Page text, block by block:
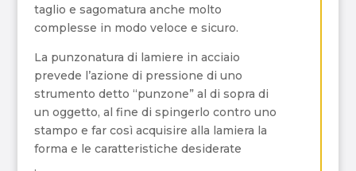
taglio e sagomatura anche molto
complesse in modo veloce e sicuro.
La punzonatura di lamiere in acciaio
prevede l’azione di pressione di uno
strumento detto “punzone” al di sopra di
un oggetto, al fine di spingerlo contro uno
stampo e far così acquisire alla lamiera la
forma e le caratteristiche desiderate
.